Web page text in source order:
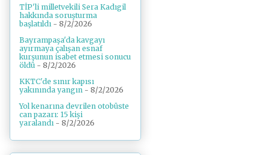
TİP'li milletvekili Sera Kadıgil
hakkında soruşturma
başlatıldı - 8/2/2026
Bayrampaşa'da kavgayı
ayırmaya çalışan esnaf
kurşunun isabet etmesi sonucu
öldü - 8/2/2026
KKTC'de sınır kapısı
yakınında yangın - 8/2/2026
Yol kenarına devrilen otobüste
can pazarı: 15 kişi
yaralandı - 8/2/2026